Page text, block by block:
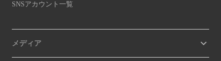
SNSアカウント一覧
メディア